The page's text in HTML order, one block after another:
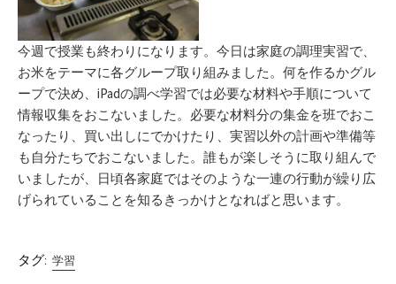
今週で授業も終わりになります。今日は家庭の調理実習で、
お米をテーマに各グループ取り組みました。何を作るかグル
ープで決め、iPadの調べ学習では必要な材料や手順について
情報収集をおこないました。必要な材料分の集金を班でおこ
なったり、買い出しにでかけたり、実習以外の計画や準備等
も自分たちでおこないました。誰もが楽しそうに取り組んで
いましたが、日頃各家庭ではそのような一連の行動が繰り広
げられていることを知るきっかけとなればと思います。
タグ: 学習